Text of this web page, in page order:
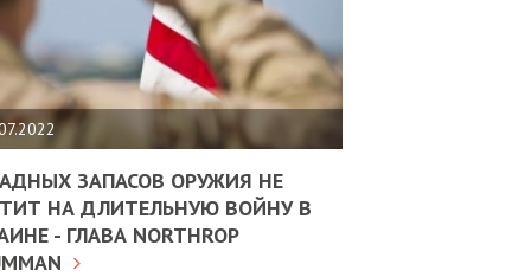
ЗАПАСОВ ОРУЖИЯ НЕ
НА ДЛИТЕЛЬНУЮ ВОЙНУ В
- ГЛАВА NORTHROP
10.02.2025